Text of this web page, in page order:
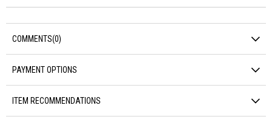
COMMENTS(0)
PAYMENT OPTIONS
ITEM RECOMMENDATIONS